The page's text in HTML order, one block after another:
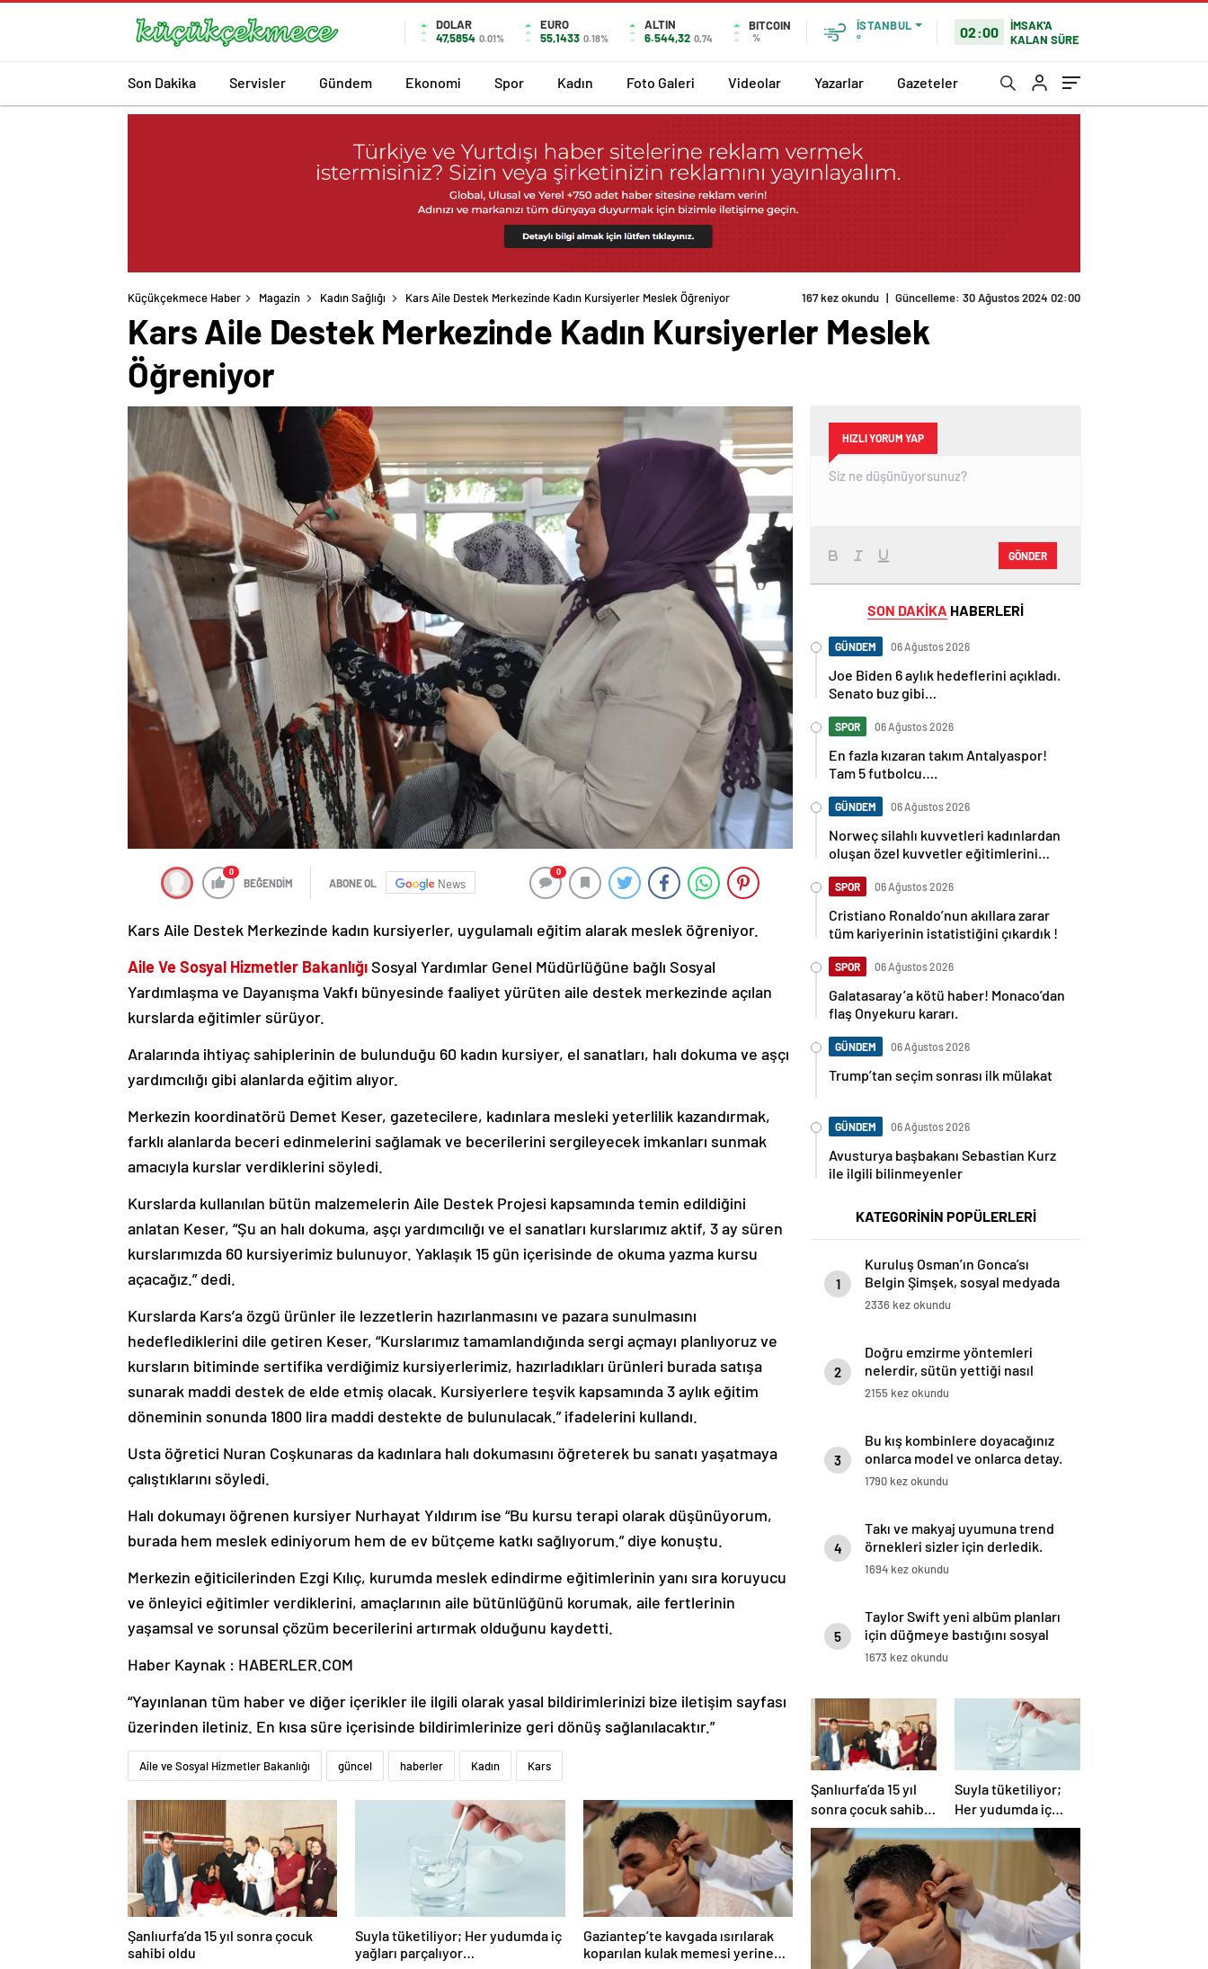
DOLAR
47,5854 0.01%
EURO
55,1433 0.18%
ALTIN
6.544,32 0,74
BITCOIN
%
İSTANBUL
°
02:00
İMSAK'A
KALAN SÜRE
Son Dakika Servisler Gündem Ekonomi Spor Kadın Foto Galeri Videolar Yazarlar Gazeteler
Küçükçekmece Haber Magazin Kadın Sağlığı Kars Aile Destek Merkezinde Kadın Kursiyerler Meslek Öğreniyor
Kars Aile Destek Merkezinde Kadın Kursiyerler Meslek
Öğreniyor
0
BEĞENDİM ABONE OL News
0
Kars Aile Destek Merkezinde kadın kursiyerler, uygulamalı eğitim alarak meslek öğreniyor.
Aile Ve Sosyal Hizmetler BakanlığıSosyal Yardımlar Genel Müdürlüğüne bağlı Sosyal
Yardımlaşma ve Dayanışma Vakfı bünyesinde faaliyet yürüten aile destek merkezinde açılan
kurslarda eğitimler sürüyor.
Aralarında ihtiyaç sahiplerinin de bulunduğu 60 kadın kursiyer, el sanatları, halı dokuma ve aşçı
yardımcılığı gibi alanlarda eğitim alıyor.
Merkezin koordinatörü Demet Keser, gazetecilere, kadınlara mesleki yeterlilik kazandırmak,
farklı alanlarda beceri edinmelerini sağlamak ve becerilerini sergileyecek imkanları sunmak
amacıyla kurslar verdiklerini söyledi.
Kurslarda kullanılan bütün malzemelerin Aile Destek Projesi kapsamında temin edildiğini
anlatan Keser, “Şu an halı dokuma, aşçı yardımcılığı ve el sanatları kurslarımız aktif, 3 ay süren
kurslarımızda 60 kursiyerimiz bulunuyor. Yaklaşık 15 gün içerisinde de okuma yazma kursu
açacağız.” dedi.
Kurslarda Kars’a özgü ürünler ile lezzetlerin hazırlanmasını ve pazara sunulmasını
hedeflediklerini dile getiren Keser, “Kurslarımız tamamlandığında sergi açmayı planlıyoruz ve
kursların bitiminde sertifika verdiğimiz kursiyerlerimiz, hazırladıkları ürünleri burada satışa
sunarak maddi destek de elde etmiş olacak. Kursiyerlere teşvik kapsamında 3 aylık eğitim
döneminin sonunda 1800 lira maddi destekte de bulunulacak.” ifadelerini kullandı.
Usta öğretici Nuran Coşkunaras da kadınlara halı dokumasını öğreterek bu sanatı yaşatmaya
çalıştıklarını söyledi.
Halı dokumayı öğrenen kursiyer Nurhayat Yıldırım ise “Bu kursu terapi olarak düşünüyorum,
burada hem meslek ediniyorum hem de ev bütçeme katkı sağlıyorum.” diye konuştu.
Merkezin eğiticilerinden Ezgi Kılıç, kurumda meslek edindirme eğitimlerinin yanı sıra koruyucu
ve önleyici eğitimler verdiklerini, amaçlarının aile bütünlüğünü korumak, aile fertlerinin
yaşamsal ve sorunsal çözüm becerilerini artırmak olduğunu kaydetti.
Haber Kaynak : HABERLER.COM
“Yayınlanan tüm haber ve diğer içerikler ile ilgili olarak yasal bildirimlerinizi bize iletişim sayfası
üzerinden iletiniz. En kısa süre içerisinde bildirimlerinize geri dönüş sağlanılacaktır.”
Aile ve Sosyal Hizmetler Bakanlığı güncel haberler Kadın Kars
Şanlıurfa’da 15 yıl sonra çocuk
sahibi oldu
Suyla tüketiliyor; Her yudumda iç
yağları parçalıyor…
Gaziantep’te kavgada ısırılarak
koparılan kulak memesi yerine
HIZLI YORUM YAP
GÖNDER
SON DAKİKA HABERLERİ
GÜNDEM 06 Ağustos 2026
Joe Biden 6 aylık hedeflerini açıkladı.
Senato buz gibi…
SPOR 06 Ağustos 2026
En fazla kızaran takım Antalyaspor!
Tam 5 futbolcu….
GÜNDEM 06 Ağustos 2026
Norweç silahlı kuvvetleri kadınlardan
oluşan özel kuvvetler eğitimlerini
SPOR 06 Ağustos 2026
Cristiano Ronaldo’nun akıllara zarar
tüm kariyerinin istatistiğini çıkardık !
SPOR 06 Ağustos 2026
Galatasaray’a kötü haber! Monaco’dan
flaş Onyekuru kararı.
GÜNDEM 06 Ağustos 2026
Trump’tan seçim sonrası ilk mülakat
GÜNDEM 06 Ağustos 2026
Avusturya başbakanı Sebastian Kurz
ile ilgili bilinmeyenler
KATEGORİNİN POPÜLERLERİ
1
Kuruluş Osman’ın Gonca’sı
Belgin Şimşek, sosyal medyada
uğradığı linç ve mobbinge karşı
2336 kez okundu
2
Doğru emzirme yöntemleri
nelerdir, sütün yettiği nasıl
anlaşılır?
2155 kez okundu
3
Bu kış kombinlere doyacağınız
onlarca model ve onlarca detay.
1790 kez okundu
4
Takı ve makyaj uyumuna trend
örnekleri sizler için derledik.
1694 kez okundu
5
Taylor Swift yeni albüm planları
için düğmeye bastığını sosyal
medyadan duyurdu!
1673 kez okundu
Şanlıurfa’da 15 yıl
sonra çocuk sahibi
oldu
Suyla tüketiliyor;
Her yudumda iç
yağları parçalıyor…